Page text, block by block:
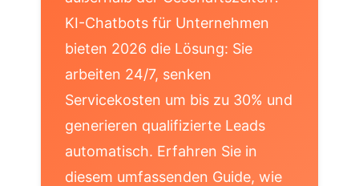
KI-Chatbots für Unternehmen
bieten 2026 die Lösung: Sie
arbeiten 24/7, senken
Servicekosten um bis zu 30% und
generieren qualifizierte Leads
automatisch. Erfahren Sie in
diesem umfassenden Guide, wie